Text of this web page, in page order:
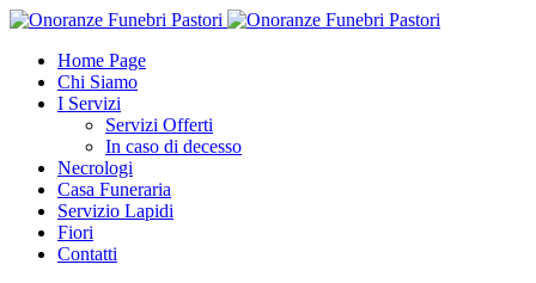
Home Page
Chi Siamo
I Servizi
Servizi Offerti
In caso di decesso
Necrologi
Casa Funeraria
Servizio Lapidi
Fiori
Contatti